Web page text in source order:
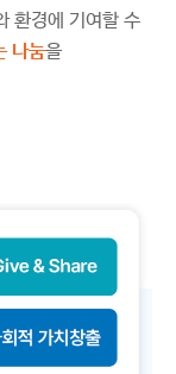
환경에 기여할 수
나눔을